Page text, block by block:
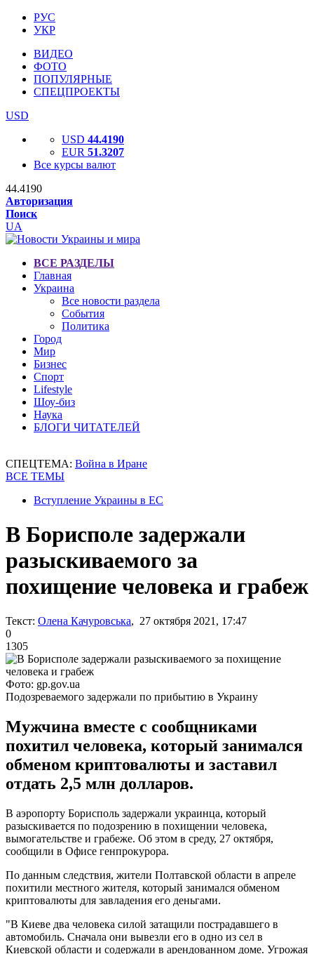
РУС
УКР
ВИДЕО
ФОТО
ПОПУЛЯРНЫЕ
СПЕЦПРОЕКТЫ
USD
USD 44.4190
EUR 51.3207
Все курсы валют
44.4190
Авторизация
Поиск
UA
ВСЕ РАЗДЕЛЫ
Главная
Украина
Все новости раздела
События
Политика
Город
Мир
Бизнес
Спорт
Lifestyle
Шоу-биз
Наука
БЛОГИ ЧИТАТЕЛЕЙ
СПЕЦТЕМА: Война в Иране
ВСЕ ТЕМЫ
Вступление Украины в ЕС
В Борисполе задержали
разыскиваемого за
похищение человека и грабеж
Текст: Олена Качуровська, 27 октября 2021, 17:47
0
1305
Фото: gp.gov.ua
Подозреваемого задержали по прибытию в Украину
Мужчина вместе с сообщниками
похитил человека, который занимался
обменом криптовалюты и заставил
отдать 2,5 млн долларов.
В аэропорту Борисполь задержали украинца, который
разыскивается по подозрению в похищении человека,
вымогательстве и грабеже. Об этом в среду, 27 октября,
сообщили в Офисе генпрокурора.
По данным следствия, жители Полтавской области в апреле
похитили местного жителя, который занимался обменом
криптовалюты для завладения его деньгами.
"В Киеве два человека силой затащили пострадавшего в
автомобиль. Сначала они вывезли его в одно из сел в
Киевской области и содержали в арендованном доме. Угрожая